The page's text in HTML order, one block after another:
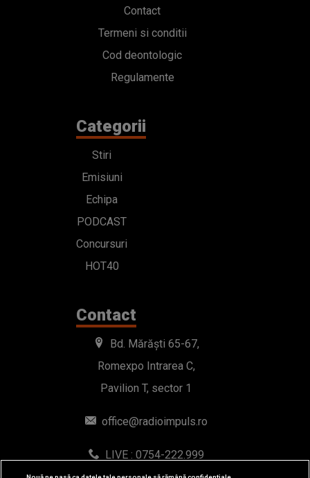
Contact
Termeni si conditii
Cod deontologic
Regulamente
Categorii
Stiri
Emisiuni
Echipa
PODCAST
Concursuri
HOT40
Contact
Bd. Mărăști 65-67,
Romexpo Intrarea C,
Pavilion T, sector 1
office@radioimpuls.ro
LIVE : 0754-222.999